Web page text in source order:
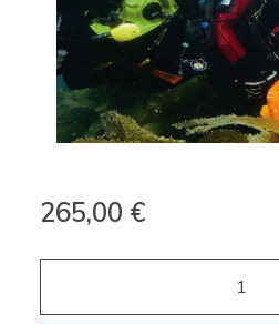
265,00 €